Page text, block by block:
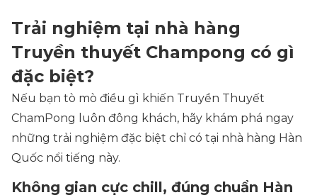
Trải nghiệm tại nhà hàng
Truyền thuyết Champong có gì
đặc biệt?
Nếu bạn tò mò điều gì khiến Truyền Thuyết
ChamPong luôn đông khách, hãy khám phá ngay
những trải nghiệm đặc biệt chỉ có tại nhà hàng Hàn
Quốc nổi tiếng này.
Không gian cực chill, đúng chuẩn Hàn